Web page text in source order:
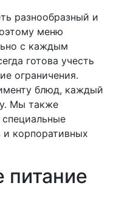
разнообразный и
меню
с каждым
готова учесть
ограничения.
блюд, каждый
Мы также
корпоративных
питание